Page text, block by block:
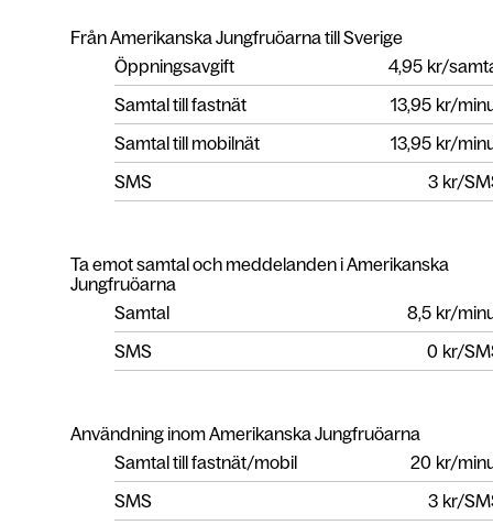
Från Amerikanska Jungfruöarna till Sverige
Öppningsavgift
4,95 kr/
Samtal till fastnät
13,95 kr/
Samtal till mobilnät
13,95 kr/
SMS
3 kr/
Ta emot samtal och meddelanden i Amerikanska
Jungfruöarna
Samtal
8,5 kr/
SMS
0 kr/
Användning inom Amerikanska Jungfruöarna
Samtal till fastnät/mobil
20 kr/
SMS
3 kr/